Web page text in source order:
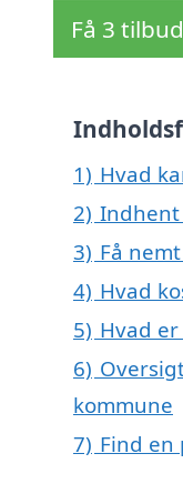
Få 3
1) Hvad
2)
3) Få
4) Hvad
5) Hvad
6)
kommune
7) Find